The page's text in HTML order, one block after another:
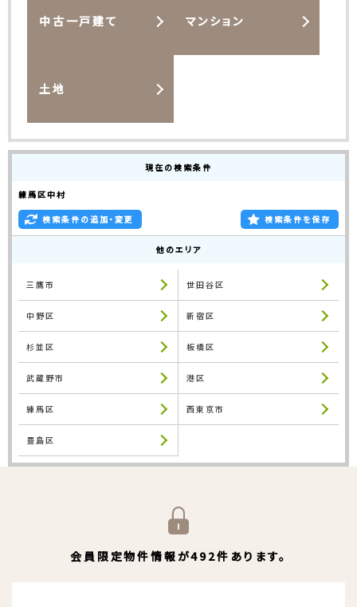
中古一戸建て マンション
土地
現在の検索条件
練馬区中村
検索条件の追加・変更 検索条件を保存
他のエリア
三鷹市 世田谷区
中野区 新宿区
杉並区 板橋区
武蔵野市 港区
練馬区 西東京市
豊島区
会員限定物件情報が492件あります。